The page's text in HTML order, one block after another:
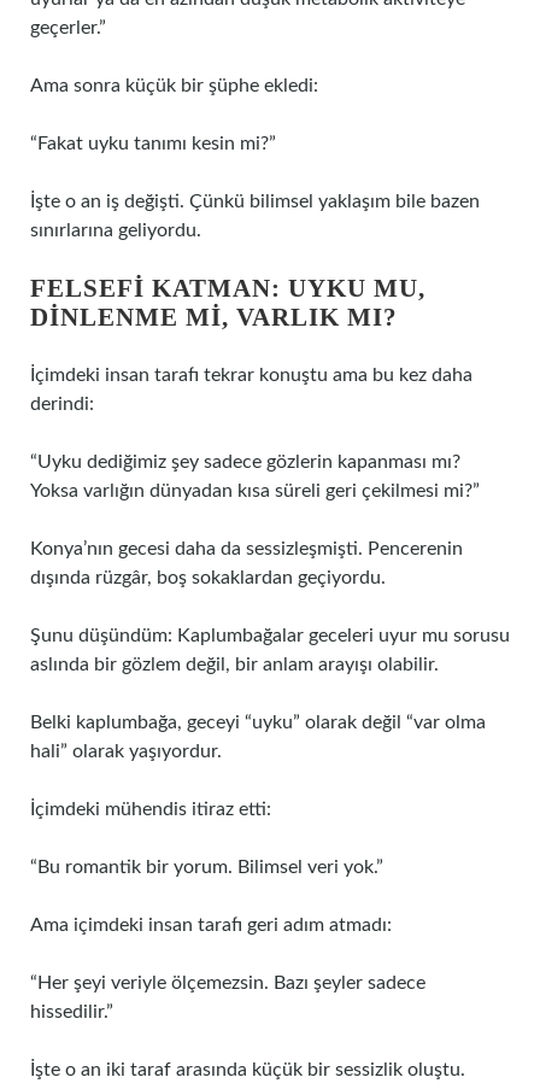
geçerler.”
Ama sonra küçük bir şüphe ekledi:
“Fakat uyku tanımı kesin mi?”
İşte o an iş değişti. Çünkü bilimsel yaklaşım bile bazen
sınırlarına geliyordu.
FELSEFI KATMAN: UYKU MU,
DINLENME MI, VARLIK MI?
İçimdeki insan tarafı tekrar konuştu ama bu kez daha
derindi:
“Uyku dediğimiz şey sadece gözlerin kapanması mı?
Yoksa varlığın dünyadan kısa süreli geri çekilmesi mi?”
Konya’nın gecesi daha da sessizleşmişti. Pencerenin
dışında rüzgâr, boş sokaklardan geçiyordu.
Şunu düşündüm: Kaplumbağalar geceleri uyur mu sorusu
aslında bir gözlem değil, bir anlam arayışı olabilir.
Belki kaplumbağa, geceyi “uyku” olarak değil “var olma
hali” olarak yaşıyordur.
İçimdeki mühendis itiraz etti:
“Bu romantik bir yorum. Bilimsel veri yok.”
Ama içimdeki insan tarafı geri adım atmadı:
“Her şeyi veriyle ölçemezsin. Bazı şeyler sadece
hissedilir.”
İşte o an iki taraf arasında küçük bir sessizlik oluştu.